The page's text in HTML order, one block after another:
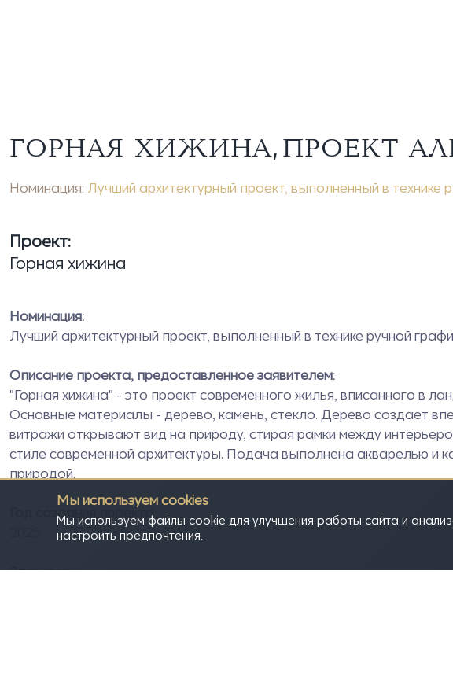
ГОРНАЯ ХИЖИНА, ПРОЕКТ
Номинация: Лучший архитектурный проект, выполненный в технике
Проект:
Горная хижина
Номинация:
Лучший архитектурный проект, выполненный в технике ручной
Описание проекта, предоставленное заявителем:
"Горная хижина" - это проект современного жилья, вписанного в
Основные материалы - дерево, камень, стекло. Дерево создает
витражи открывают вид на природу, стирая рамки между
стиле современной архитектуры. Подача выполнена акварелью и
природой.
Год создания проекта:
Заявитель:
Мы используем cookies
Мы используем файлы cookie для улучшения работы сайта и
настроить предпочтения.